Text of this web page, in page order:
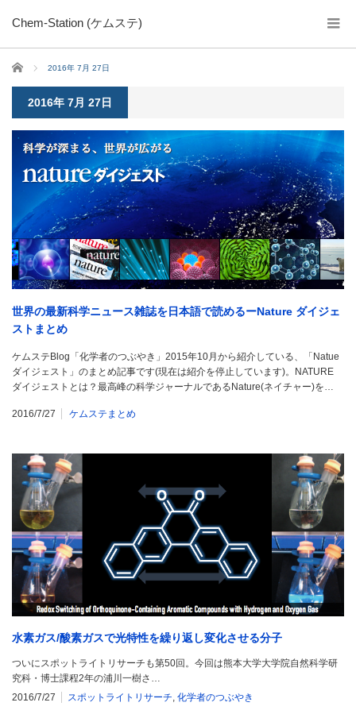
Chem-Station (ケムステ)
ホーム 2016年 7月 27日
2016年 7月 27日
世界の最新科学ニュース雑誌を日本語で読めるーNature ダイジェ
ストまとめ
ケムステBlog「化学者のつぶやき」2015年10月から紹介している、「Natue
ダイジェスト」のまとめ記事です(現在は紹介を停止しています)。NATURE
ダイジェストとは？最高峰の科学ジャーナルであるNature(ネイチャー)を…
2016/7/27 ケムステまとめ
水素ガス/酸素ガスで光特性を繰り返し変化させる分子
ついにスポットライトリサーチも第50回。今回は熊本大学大学院自然科学研
究科・博士課程2年の浦川一樹さ…
2016/7/27
スポットライトリサーチ, 化学者のつぶやき